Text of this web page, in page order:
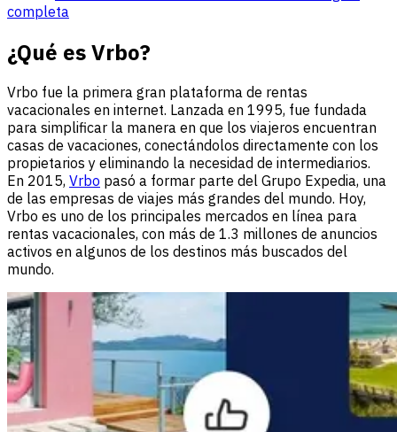
completa
¿Qué es Vrbo?
Vrbo fue la primera gran plataforma de rentas
vacacionales en internet. Lanzada en 1995, fue fundada
para simplificar la manera en que los viajeros encuentran
casas de vacaciones, conectándolos directamente con los
propietarios y eliminando la necesidad de intermediarios.
En 2015, Vrbo pasó a formar parte del Grupo Expedia, una
de las empresas de viajes más grandes del mundo. Hoy,
Vrbo es uno de los principales mercados en línea para
rentas vacacionales, con más de 1.3 millones de anuncios
activos en algunos de los destinos más buscados del
mundo.